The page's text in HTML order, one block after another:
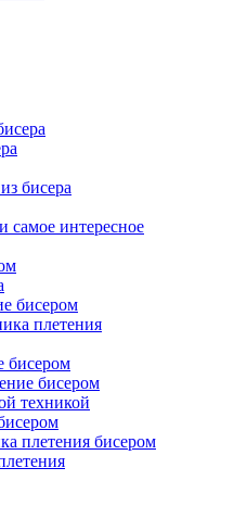
бисера
самое интересное
бисером
плетения
бисером
бисером
техникой
плетения бисером